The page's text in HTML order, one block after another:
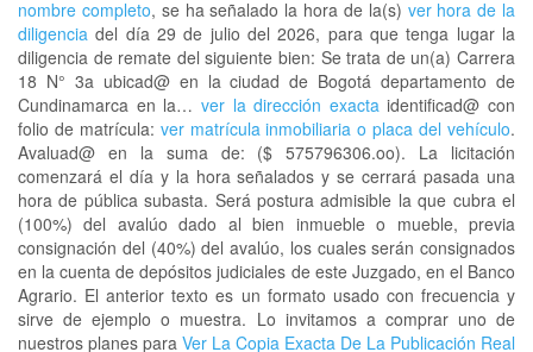
nombre completo, se ha señalado la hora de la(s) ver hora de la
diligencia del día 29 de julio del 2026, para que tenga lugar la
diligencia de remate del siguiente bien: Se trata de un(a) Carrera
18 N° 3a ubicad@ en la ciudad de Bogotá departamento de
Cundinamarca en la… ver la dirección exactaidentificad@ con
folio de matrícula: ver matrícula inmobiliaria o placa del vehículo.
Avaluad@ en la suma de: ($ 575796306.oo). La licitación
comenzará el día y la hora señalados y se cerrará pasada una
hora de pública subasta. Será postura admisible la que cubra el
(100%) del avalúo dado al bien inmueble o mueble, previa
consignación del (40%) del avalúo, los cuales serán consignados
en la cuenta de depósitos judiciales de este Juzgado, en el Banco
Agrario. El anterior texto es un formato usado con frecuencia y
sirve de ejemplo o muestra. Lo invitamos a comprar uno de
nuestros planes para Ver La Copia Exacta De La Publicación Real